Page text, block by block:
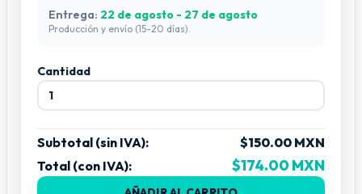
Entrega: 22 de agosto - 27 de agosto
Producción y envío (15-20 días).
Cantidad
Subtotal (sin IVA):
$150.00 MXN
Total (con IVA):
$174.00 MXN